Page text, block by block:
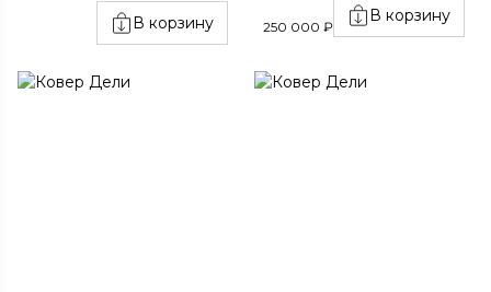
В корзину 250 000 ₽
В корзину